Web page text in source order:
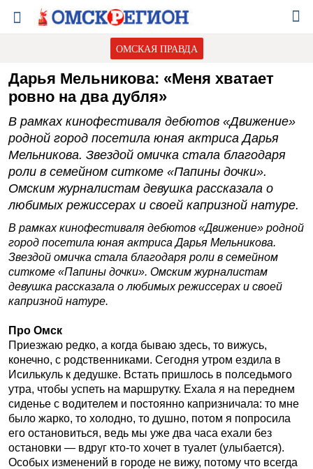
ОМСКАЯ ПРАВДА
Дарья Мельникова: «Меня хватает
ровно на два дубля»
В рамках кинофестиваля дебютов «Движение»
родной город посетила юная актриса Дарья
Мельникова. Звездой омичка стала благодаря
роли в семейном ситкоме «Папины дочки».
Омским журналистам девушка рассказала о
любимых режиссерах и своей капризной натуре.
В рамках кинофестиваля дебютов «Движение» родной
город посетила юная актриса Дарья Мельникова.
Звездой омичка стала благодаря роли в семейном
ситкоме «Папины дочки». Омским журналистам
девушка рассказала о любимых режиссерах и своей
капризной натуре.
Про Омск
Приезжаю редко, а когда бываю здесь, то вижусь,
конечно, с родственниками. Сегодня утром ездила в
Исилькуль к дедушке. Встать пришлось в полседьмого
утра, чтобы успеть на маршрутку. Ехала я на переднем
сиденье с водителем и постоянно капризничала: то мне
было жарко, то холодно, то душно, потом я попросила
его остановиться, ведь мы уже два часа ехали без
остановки — вдруг кто-то хочет в туалет (улыбается).
Особых изменений в городе не вижу, потому что всегда